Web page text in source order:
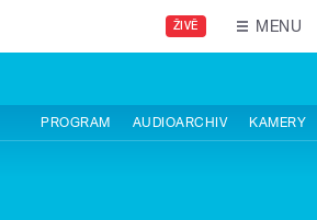
ŽIVĚ MENU
PROGRAM AUDIOARCHIV KAMERY